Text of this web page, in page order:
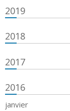
2019
2018
2017
2016
janvier